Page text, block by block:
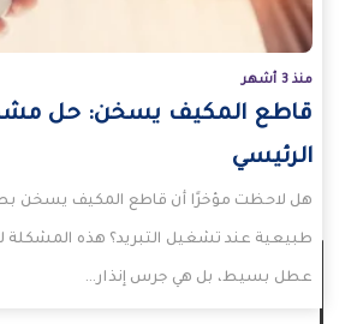
منذ 3 أشهر
قاطع المكيف يسخن: حل
الرئيسي
هل لاحظت مؤخرًا أن قاطع المكيف يسخن
طبيعية عند تشغيل التبريد؟ هذه
عطل بسيط، بل هي جرس إنذار…